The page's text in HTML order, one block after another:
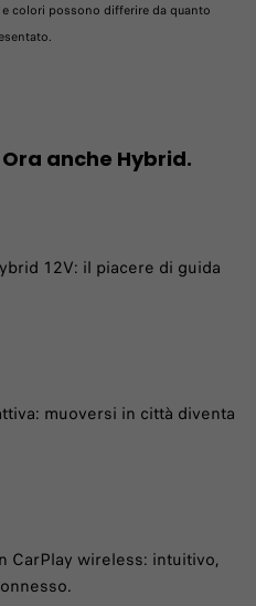
colori possono differire da quanto
anche Hybrid.
12V: il piacere di guida
muoversi in città diventa
CarPlay wireless: intuitivo,